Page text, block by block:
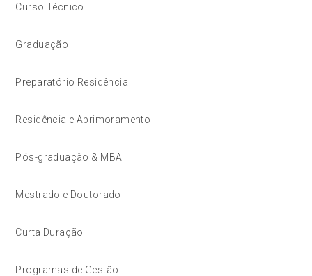
Curso Técnico
Graduação
Preparatório Residência
Residência e Aprimoramento
Pós-graduação & MBA
Mestrado e Doutorado
Curta Duração
Programas de Gestão